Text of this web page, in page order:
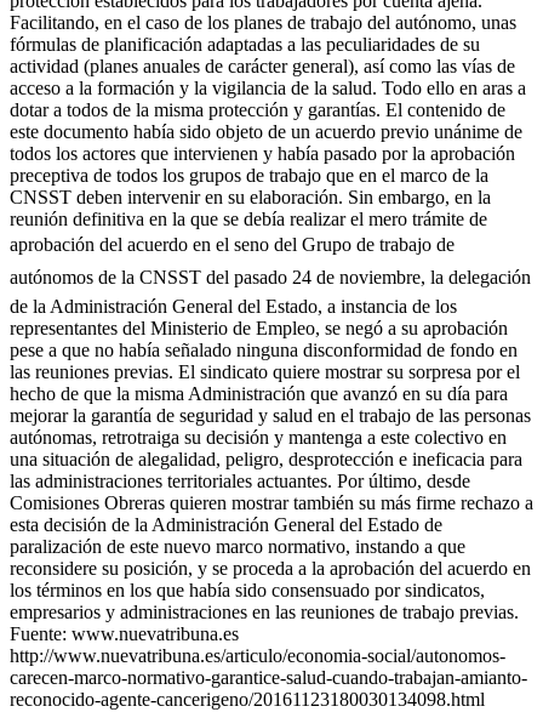
Facilitando, en el caso de los planes de trabajo del autónomo, unas
fórmulas de planificación adaptadas a las peculiaridades de su
actividad (planes anuales de carácter general), así como las vías de
acceso a la formación y la vigilancia de la salud. Todo ello en aras a
dotar a todos de la misma protección y garantías. El contenido de
este documento había sido objeto de un acuerdo previo unánime de
todos los actores que intervienen y había pasado por la aprobación
preceptiva de todos los grupos de trabajo que en el marco de la
CNSST deben intervenir en su elaboración. Sin embargo, en la
reunión definitiva en la que se debía realizar el mero trámite de
aprobación del acuerdo en el seno del Grupo de trabajo de
autónomos de la CNSST del pasado 24 de noviembre, la delegación
de la Administración General del Estado, a instancia de los
representantes del Ministerio de Empleo, se negó a su aprobación
pese a que no había señalado ninguna disconformidad de fondo en
las reuniones previas. El sindicato quiere mostrar su sorpresa por el
hecho de que la misma Administración que avanzó en su día para
mejorar la garantía de seguridad y salud en el trabajo de las personas
autónomas, retrotraiga su decisión y mantenga a este colectivo en
una situación de alegalidad, peligro, desprotección e ineficacia para
las administraciones territoriales actuantes. Por último, desde
Comisiones Obreras quieren mostrar también su más firme rechazo a
esta decisión de la Administración General del Estado de
paralización de este nuevo marco normativo, instando a que
reconsidere su posición, y se proceda a la aprobación del acuerdo en
los términos en los que había sido consensuado por sindicatos,
empresarios y administraciones en las reuniones de trabajo previas.
Fuente: www.nuevatribuna.es
http://www.nuevatribuna.es/articulo/economia-social/autonomos-
carecen-marco-normativo-garantice-salud-cuando-trabajan-amianto-
reconocido-agente-cancerigeno/20161123180030134098.html